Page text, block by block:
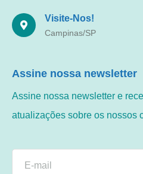
Visite-Nos!
Campinas/SP
Assine nossa newsletter
Assine nossa newsletter e
atualizações sobre os nossos